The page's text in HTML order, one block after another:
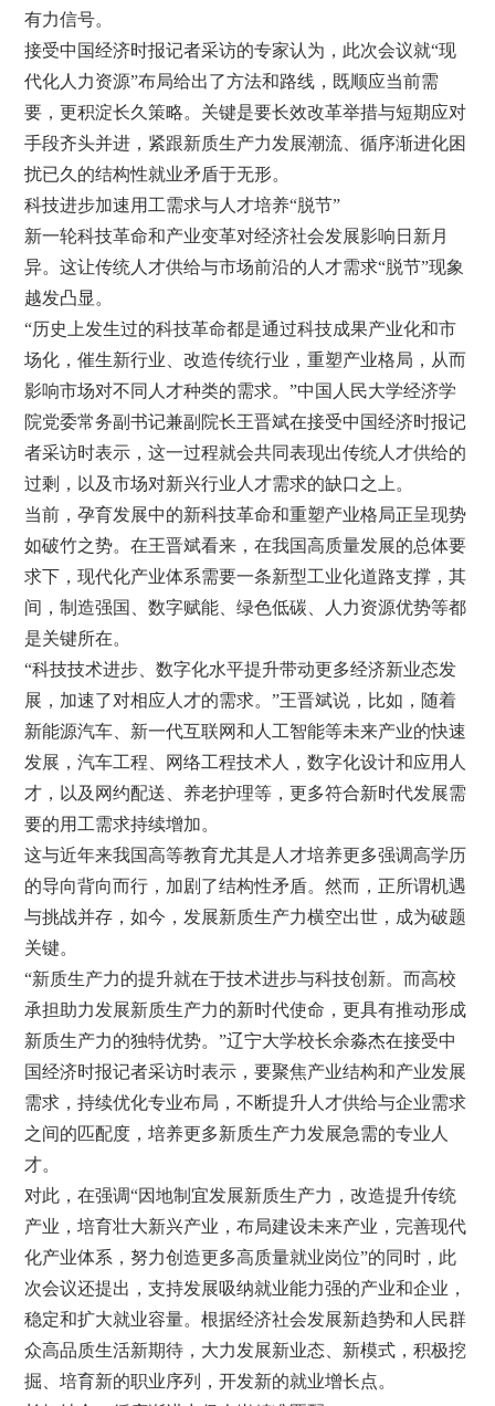
有力信号。
接受中国经济时报记者采访的专家认为，此次会议就“现
代化人力资源”布局给出了方法和路线，既顺应当前需
要，更积淀长久策略。关键是要长效改革举措与短期应对
手段齐头并进，紧跟新质生产力发展潮流、循序渐进化困
扰已久的结构性就业矛盾于无形。
科技进步加速用工需求与人才培养“脱节”
新一轮科技革命和产业变革对经济社会发展影响日新月
异。这让传统人才供给与市场前沿的人才需求“脱节”现象
越发凸显。
“历史上发生过的科技革命都是通过科技成果产业化和市
场化，催生新行业、改造传统行业，重塑产业格局，从而
影响市场对不同人才种类的需求。”中国人民大学经济学
院党委常务副书记兼副院长王晋斌在接受中国经济时报记
者采访时表示，这一过程就会共同表现出传统人才供给的
过剩，以及市场对新兴行业人才需求的缺口之上。
当前，孕育发展中的新科技革命和重塑产业格局正呈现势
如破竹之势。在王晋斌看来，在我国高质量发展的总体要
求下，现代化产业体系需要一条新型工业化道路支撑，其
间，制造强国、数字赋能、绿色低碳、人力资源优势等都
是关键所在。
“科技技术进步、数字化水平提升带动更多经济新业态发
展，加速了对相应人才的需求。”王晋斌说，比如，随着
新能源汽车、新一代互联网和人工智能等未来产业的快速
发展，汽车工程、网络工程技术人，数字化设计和应用人
才，以及网约配送、养老护理等，更多符合新时代发展需
要的用工需求持续增加。
这与近年来我国高等教育尤其是人才培养更多强调高学历
的导向背向而行，加剧了结构性矛盾。然而，正所谓机遇
与挑战并存，如今，发展新质生产力横空出世，成为破题
关键。
“新质生产力的提升就在于技术进步与科技创新。而高校
承担助力发展新质生产力的新时代使命，更具有推动形成
新质生产力的独特优势。”辽宁大学校长余淼杰在接受中
国经济时报记者采访时表示，要聚焦产业结构和产业发展
需求，持续优化专业布局，不断提升人才供给与企业需求
之间的匹配度，培养更多新质生产力发展急需的专业人
才。
对此，在强调“因地制宜发展新质生产力，改造提升传统
产业，培育壮大新兴产业，布局建设未来产业，完善现代
化产业体系，努力创造更多高质量就业岗位”的同时，此
次会议还提出，支持发展吸纳就业能力强的产业和企业，
稳定和扩大就业容量。根据经济社会发展新趋势和人民群
众高品质生活新期待，大力发展新业态、新模式，积极挖
掘、培育新的职业序列，开发新的就业增长点。